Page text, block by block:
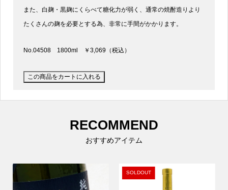
また、白麹・黒麹にくらべて糖化力が弱く、通常の焼酎造りより
たくさんの麹を必要とする為、非常に手間がかかります。
No.04508 1800ml ￥3,069（税込）
RECOMMEND
おすすめアイテム
SOLDOUT